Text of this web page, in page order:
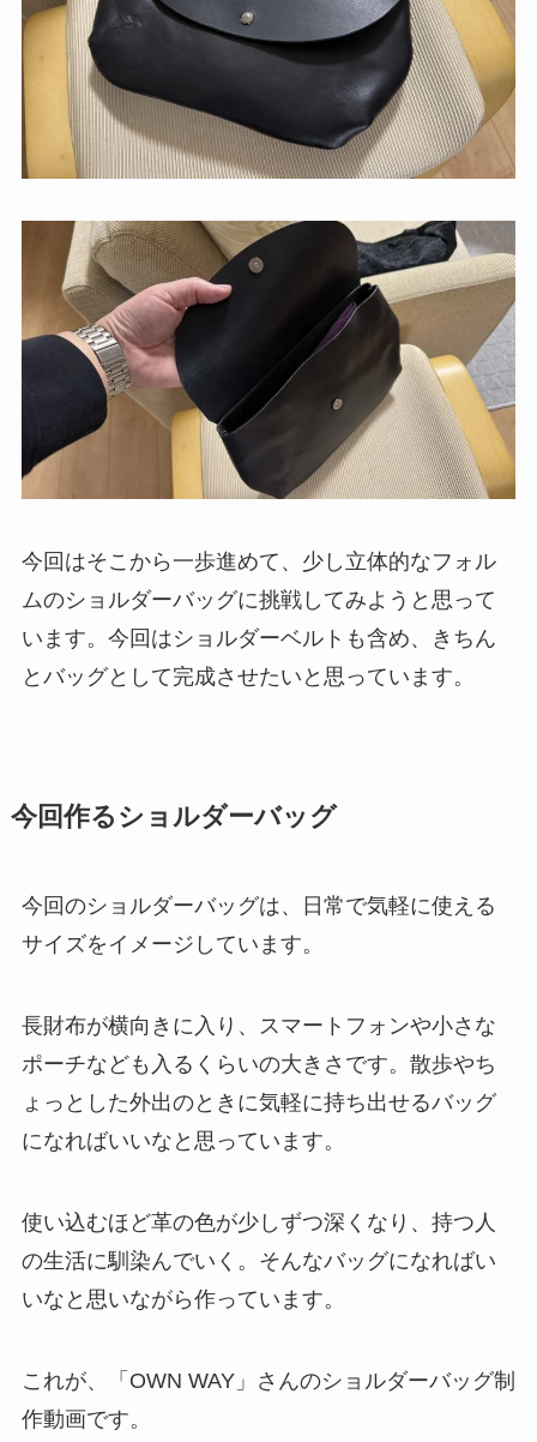
今回はそこから一歩進めて、少し立体的なフォル
ムのショルダーバッグに挑戦してみようと思って
います。今回はショルダーベルトも含め、きちん
とバッグとして完成させたいと思っています。
今回作るショルダーバッグ
今回のショルダーバッグは、日常で気軽に使える
サイズをイメージしています。
長財布が横向きに入り、スマートフォンや小さな
ポーチなども入るくらいの大きさです。散歩やち
ょっとした外出のときに気軽に持ち出せるバッグ
になればいいなと思っています。
使い込むほど革の色が少しずつ深くなり、持つ人
の生活に馴染んでいく。そんなバッグになればい
いなと思いながら作っています。
これが、「OWN WAY」さんのショルダーバッグ制
作動画です。